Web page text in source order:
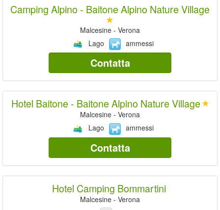
Camping Alpino - Baitone Alpino Nature Village
Malcesine - Verona
Lago
ammessi
Contatta
Hotel Baitone - Baitone Alpino Nature Village
Malcesine - Verona
Lago
ammessi
Contatta
Hotel Camping Bommartini
Malcesine - Verona